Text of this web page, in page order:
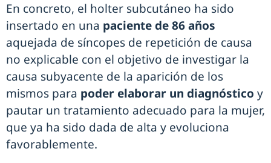
En concreto, el holter subcutáneo ha sido
insertado en una paciente de 86 años
aquejada de síncopes de repetición de causa
no explicable con el objetivo de investigar la
causa subyacente de la aparición de los
mismos para poder elaborar un diagnóstico y
pautar un tratamiento adecuado para la mujer,
que ya ha sido dada de alta y evoluciona
favorablemente.